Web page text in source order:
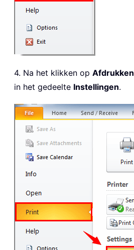
4. Na het klikken op Afdrukken
in het gedeelte Instellingen.